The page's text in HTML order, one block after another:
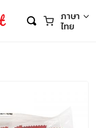
ตะกร้าภาษา
ไทย